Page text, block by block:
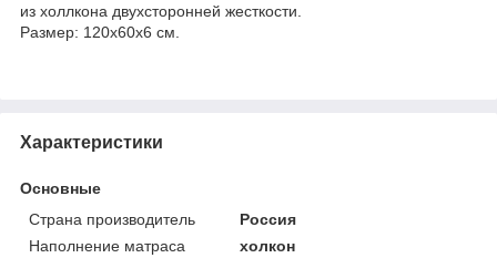
из холлкона двухсторонней жесткости.
Размер: 120x60x6 см.
Характеристики
Основные
Страна производитель
Россия
Наполнение матраса
холкон